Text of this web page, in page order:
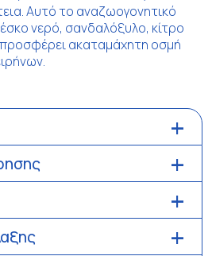
Αυτό το αναζωογονητικό
νερό, σανδαλόξυλο, κίτρο
ακαταμάχητη οσμή